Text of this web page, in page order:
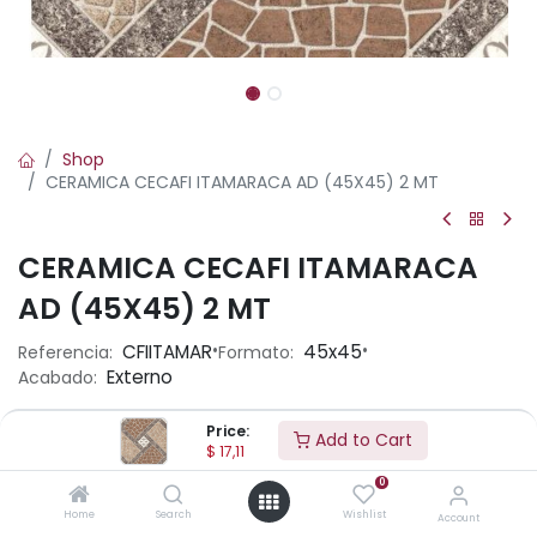
Price:
$ 17,11 Add to Cart
Home Search
0
Wishlist Account
Shop
CERAMICA CECAFI ITAMARACA AD (45X45) 2 MT
CERAMICA CECAFI ITAMARACA
AD (45X45) 2 MT
Referencia: CFIITAMAR•Formato: 45x45•
Acabado: Externo
Precio por caja :$ 17.11